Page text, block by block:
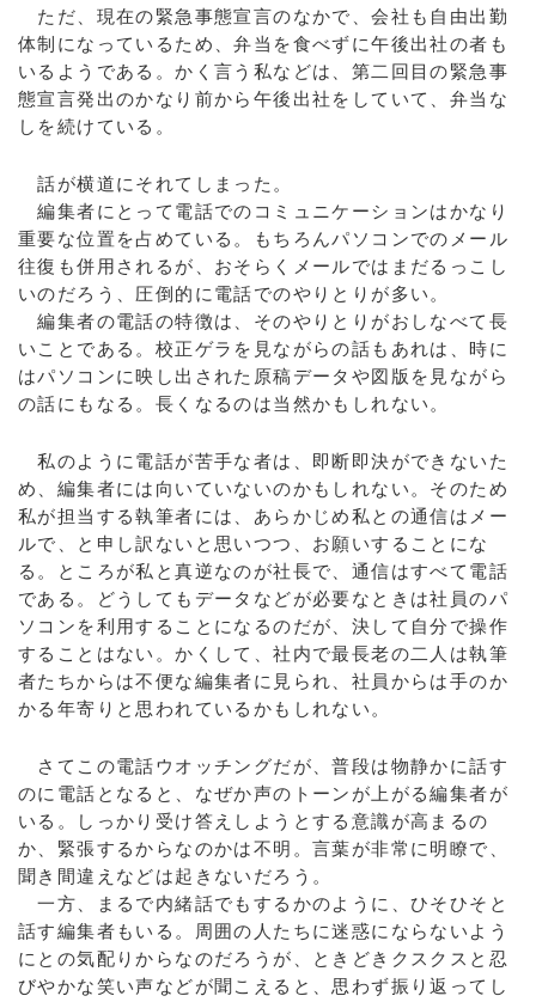
ただ、現在の緊急事態宣言のなかで、会社も自由出勤
体制になっているため、弁当を食べずに午後出社の者も
いるようである。かく言う私などは、第二回目の緊急事
態宣言発出のかなり前から午後出社をしていて、弁当な
しを続けている。
話が横道にそれてしまった。
編集者にとって電話でのコミュニケーションはかなり
重要な位置を占めている。もちろんパソコンでのメール
往復も併用されるが、おそらくメールではまだるっこし
いのだろう、圧倒的に電話でのやりとりが多い。
編集者の電話の特徴は、そのやりとりがおしなべて長
いことである。校正ゲラを見ながらの話もあれは、時に
はパソコンに映し出された原稿データや図版を見ながら
の話にもなる。長くなるのは当然かもしれない。
私のように電話が苦手な者は、即断即決ができないた
め、編集者には向いていないのかもしれない。そのため
私が担当する執筆者には、あらかじめ私との通信はメー
ルで、と申し訳ないと思いつつ、お願いすることにな
る。ところが私と真逆なのが社長で、通信はすべて電話
である。どうしてもデータなどが必要なときは社員のパ
ソコンを利用することになるのだが、決して自分で操作
することはない。かくして、社内で最長老の二人は執筆
者たちからは不便な編集者に見られ、社員からは手のか
かる年寄りと思われているかもしれない。
さてこの電話ウオッチングだが、普段は物静かに話す
のに電話となると、なぜか声のトーンが上がる編集者が
いる。しっかり受け答えしようとする意識が高まるの
か、緊張するからなのかは不明。言葉が非常に明瞭で、
聞き間違えなどは起きないだろう。
一方、まるで内緒話でもするかのように、ひそひそと
話す編集者もいる。周囲の人たちに迷惑にならないよう
にとの気配りからなのだろうが、ときどきクスクスと忍
びやかな笑い声などが聞こえると、思わず振り返ってし